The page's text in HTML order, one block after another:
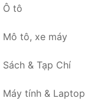
Ô tô
Mô tô, xe máy
Sách & Tạp Chí
Máy tính & Laptop